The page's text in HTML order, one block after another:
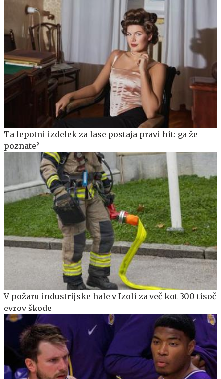
Ta lepotni izdelek za lase postaja pravi hit: ga že
poznate?
V požaru industrijske hale v Izoli za več kot 300 tisoč
evrov škode